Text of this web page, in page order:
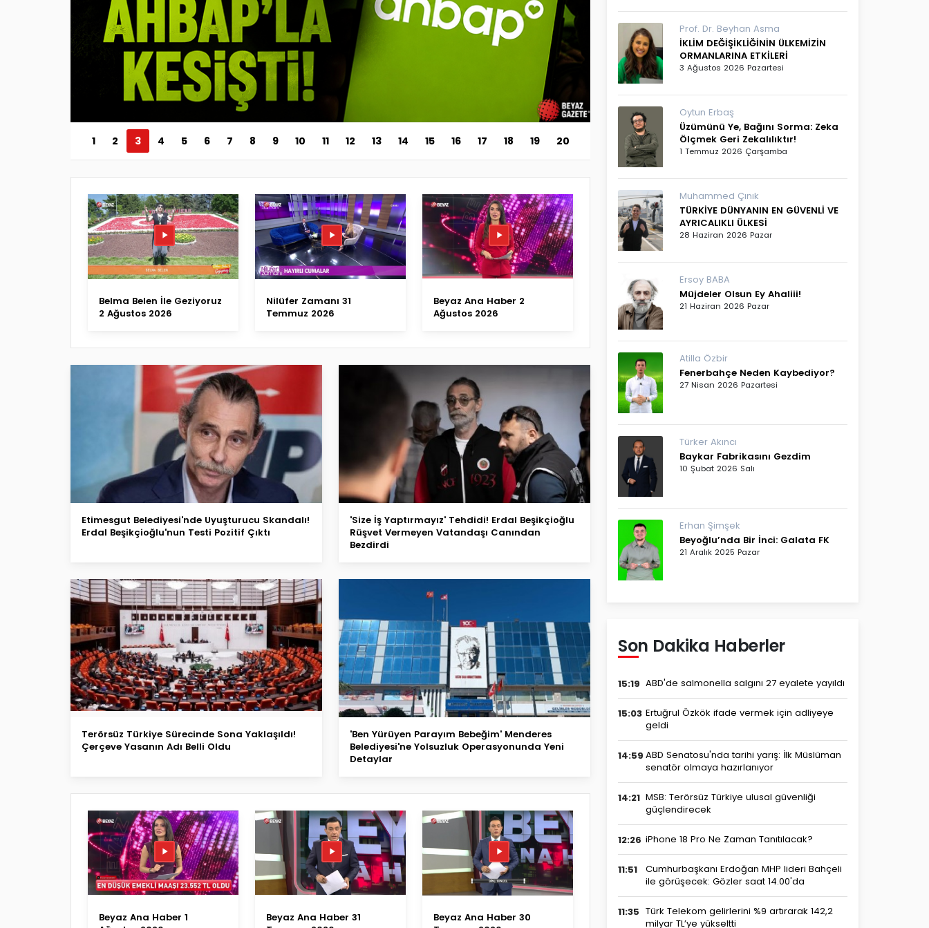
1 2 3 4 5 6 7 8 9 10 11 12 13 14 15 16 17 18 19 20
Belma Belen İle Geziyoruz
2 Ağustos 2026
Nilüfer Zamanı 31
Temmuz 2026
Beyaz Ana Haber 2
Ağustos 2026
Etimesgut Belediyesi'nde Uyuşturucu Skandalı!
Erdal Beşikçioğlu'nun Testi Pozitif Çıktı
'Size İş Yaptırmayız' Tehdidi! Erdal Beşikçioğlu
Rüşvet Vermeyen Vatandaşı Canından
Bezdirdi
Terörsüz Türkiye Sürecinde Sona Yaklaşıldı!
Çerçeve Yasanın Adı Belli Oldu
'Ben Yürüyen Parayım Bebeğim' Menderes
Belediyesi'ne Yolsuzluk Operasyonunda Yeni
Detaylar
Beyaz Ana Haber 1
Beyaz Ana Haber 31
Beyaz Ana Haber 30
Prof. Dr. Beyhan Asma
İKLİM DEĞİŞİKLİĞİNİN ÜLKEMİZİN
ORMANLARINA ETKİLERİ
3 Ağustos 2026 Pazartesi
Oytun Erbaş
Üzümünü Ye, Bağını Sorma: Zeka
Ölçmek Geri Zekalılıktır!
1 Temmuz 2026 Çarşamba
Muhammed Çınık
TÜRKİYE DÜNYANIN EN GÜVENLİ VE
AYRICALIKLI ÜLKESİ
28 Haziran 2026 Pazar
Ersoy BABA
Müjdeler Olsun Ey Ahaliii!
21 Haziran 2026 Pazar
Atilla Özbir
Fenerbahçe Neden Kaybediyor?
27 Nisan 2026 Pazartesi
Türker Akıncı
Baykar Fabrikasını Gezdim
10 Şubat 2026 Salı
Erhan Şimşek
Beyoğlu’nda Bir İnci: Galata FK
21 Aralık 2025 Pazar
Son Dakika Haberler
15:19 ABD'de salmonella salgını 27 eyalete yayıldı
15:03 Ertuğrul Özkök ifade vermek için adliyeye
geldi
14:59 ABD Senatosu'nda tarihi yarış: İlk Müslüman
senatör olmaya hazırlanıyor
14:21 MSB: Terörsüz Türkiye ulusal güvenliği
güçlendirecek
12:26 iPhone 18 Pro Ne Zaman Tanıtılacak?
11:51
Cumhurbaşkanı Erdoğan MHP lideri Bahçeli
ile görüşecek: Gözler saat 14.00'da
11:35 Türk Telekom gelirlerini %9 artırarak 142,2
milyar TL’ye yükseltti